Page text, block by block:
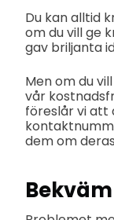
Du kan alltid
om du vill ge
gav briljanta
Men om du
vår
föreslår vi att
dem om
Bekväm